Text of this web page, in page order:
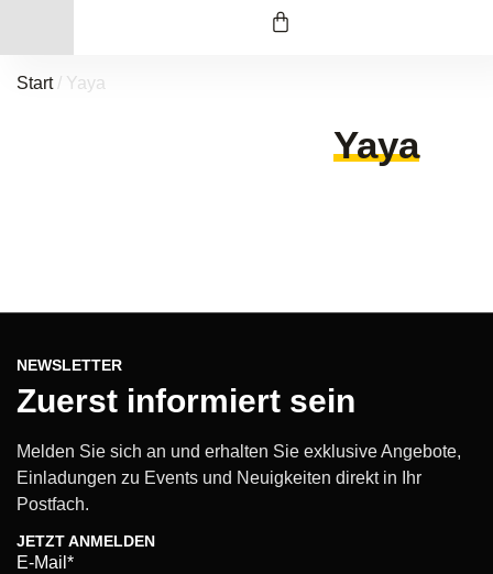
Start/ Yaya
Yaya
NEWSLETTER
Zuerst informiert sein
Melden Sie sich an und erhalten Sie exklusive Angebote,
Einladungen zu Events und Neuigkeiten direkt in Ihr
Postfach.
JETZT ANMELDEN
E-Mail*